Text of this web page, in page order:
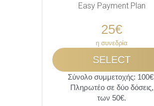
Easy Payment Plan
25€
η συνεδρία
SELECT
Σύνολο συμμετοχής: 100€
Πληρωτέο σε δύο δόσεις,
των 50€.